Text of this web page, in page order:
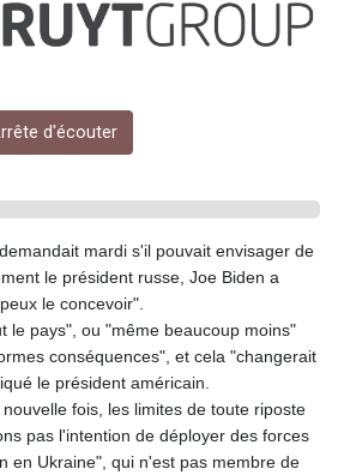
GBP 0.856156
GEL 3.018079
GIP 0.857585
GMD 84.980911
GTQ 8.797491
GYD 241.183453
HKD 9.070539
HNL 30.905421
HRK 7.534365
HTG 150.766609
HUF 363.454703
IDR 20538.069336
ILS 3.466464
IMP 0.857585
INR 110.147015
d'écouter
mardi s'il pouvait envisager de
le président russe, Joe Biden a
le concevoir".
le pays", ou "même beaucoup moins"
conséquences", et cela "changerait
le président américain.
fois, les limites de toute riposte
pas l'intention de déployer des forces
en Ukraine", qui n'est pas membre de